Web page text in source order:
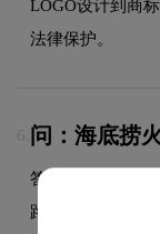
LOGO设计到商
法律保护。
6. 问：海底捞
答：海底捞这个
路标和符号。首